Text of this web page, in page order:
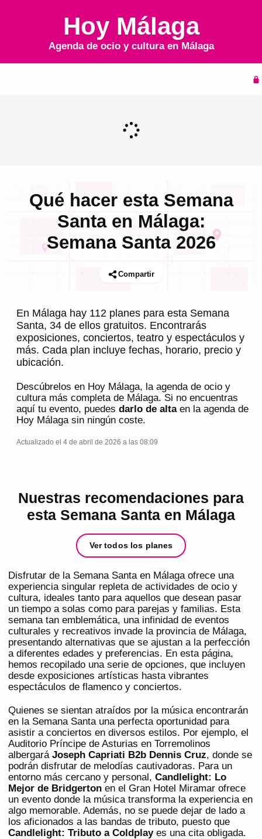
Hoy Málaga
Agenda de ocio y cultura en Málaga
Qué hacer esta Semana
Santa en Málaga:
Semana Santa 2026
Compartir
En Málaga hay 112 planes para esta Semana
Santa, 34 de ellos gratuitos. Encontrarás
exposiciones, conciertos, teatro y espectáculos y
más. Cada plan incluye fechas, horario, precio y
ubicación.
Descúbrelos en Hoy Málaga, la agenda de ocio y
cultura más completa de Málaga. Si no encuentras
aquí tu evento, puedes darlo de altaen la agenda de
Hoy Málagasin ningún coste.
Actualizado el 4 de abril de 2026 a las 08:09
Nuestras recomendaciones para
esta Semana Santa en Málaga
Ver todos los planes
Disfrutar de la Semana Santa en Málaga ofrece una
experiencia singular repleta de actividades de ocio y
cultura, ideales tanto para aquellos que desean pasar
un tiempo a solas como para parejas y familias. Esta
semana tan emblemática, una infinidad de eventos
culturales y recreativos invade la provincia de Málaga,
presentando alternativas que se ajustan a la perfección
a diferentes edades y preferencias. En esta página,
hemos recopilado una serie de opciones, que incluyen
desde exposiciones artísticas hasta vibrantes
espectáculos de flamenco y conciertos.
Quienes se sientan atraídos por la música encontrarán
en la Semana Santa una perfecta oportunidad para
asistir a conciertos en diversos estilos. Por ejemplo, el
Auditorio Príncipe de Asturias en Torremolinos
albergará Joseph Capriati B2b Dennis Cruz, donde se
podrán disfrutar de melodías cautivadoras. Para un
entorno más cercano y personal, Candlelight: Lo
Mejor de Bridgerton en el Gran Hotel Miramar ofrece
un evento donde la música transforma la experiencia en
algo memorable. Además, no se puede dejar de lado a
los aficionados a las bandas de tributo, puesto que
Candlelight: Tributo a Coldplayes una cita obligada.